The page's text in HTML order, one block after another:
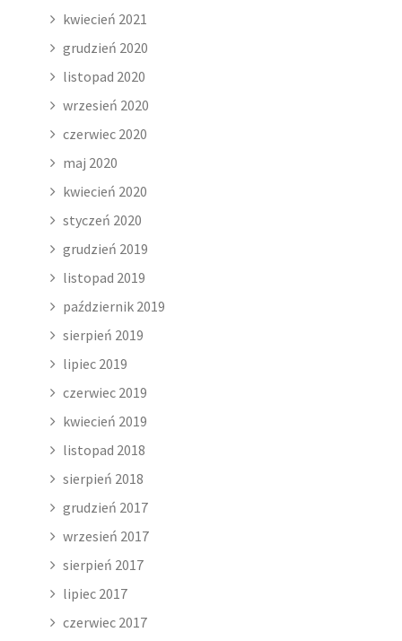
kwiecień 2021
grudzień 2020
listopad 2020
wrzesień 2020
czerwiec 2020
maj 2020
kwiecień 2020
styczeń 2020
grudzień 2019
listopad 2019
październik 2019
sierpień 2019
lipiec 2019
czerwiec 2019
kwiecień 2019
listopad 2018
sierpień 2018
grudzień 2017
wrzesień 2017
sierpień 2017
lipiec 2017
czerwiec 2017